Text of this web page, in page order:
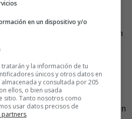
Winter con recortes de
Personajes oscuros y
que es posible que acaben
(Más de cien años de cine
sistema funciona bien
podridas»).
idea de que es necesario
antes que los nazis y que los
acabar la guerra, es una cuestión
en un dispositivo y/o
y la información de tu
únicos y otros datos en
y consultada por 205
ellos, o bien usada
sitio. Tanto nosotros como
usar datos precisos de
partners.